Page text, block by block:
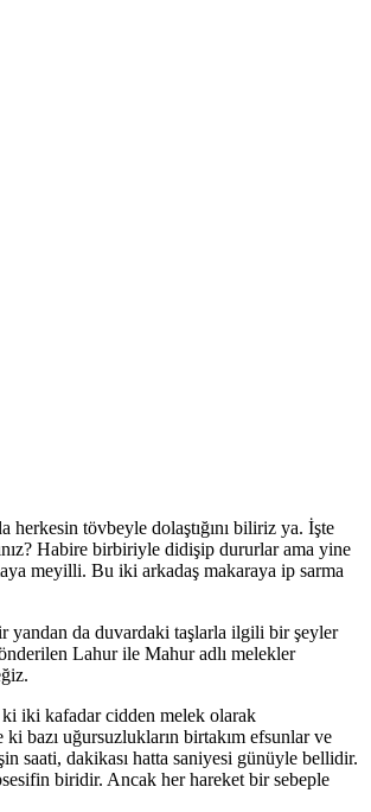
herkesin tövbeyle dolaştığını biliriz ya. İşte
Habire birbiriyle didişip dururlar ama yine
meyilli. Bu iki arkadaş makaraya ip sarma
yandan da duvardaki taşlarla ilgili bir şeyler
Lahur ile Mahur adlı melekler
iki kafadar cidden melek olarak
bazı uğursuzlukların birtakım efsunlar ve
saati, dakikası hatta saniyesi günüyle bellidir.
biridir. Ancak her hareket bir sebeple